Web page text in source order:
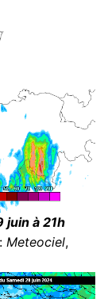
juin à 21h
Meteociel,